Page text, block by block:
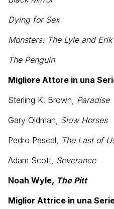
Dying for Sex
Monsters: The Lyle and
The Penguin
Migliore Attore in una
Sterling K. Brown, Paradise
Gary Oldman, Slow Horses
Pedro Pascal, The Last of
Adam Scott, Severance
Noah Wyle, The Pitt
Miglior Attrice in una